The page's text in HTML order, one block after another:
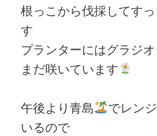
根っこから伐採してす
す
プランターにはグラジ
まだ咲いています
午後より青島
でレン
いるので